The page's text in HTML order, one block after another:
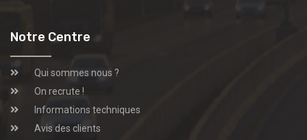
Notre Centre
Qui sommes nous ?
On recrute !
Informations techniques
Avis des clients